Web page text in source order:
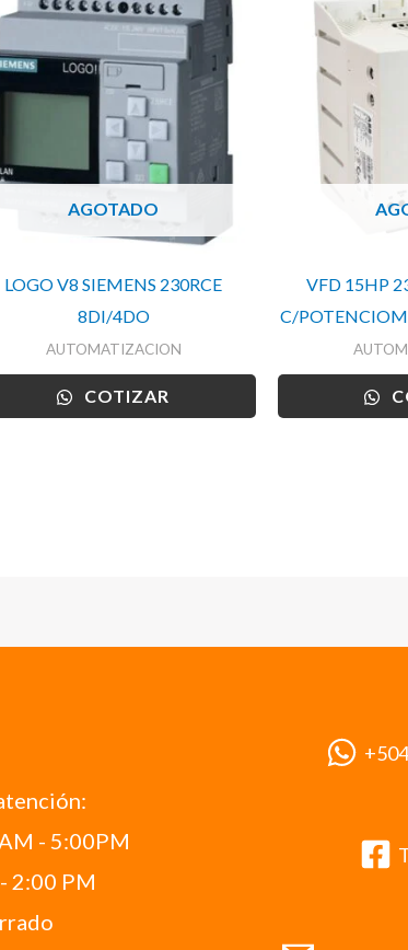
AGOTADO
LOGO V8 SIEMENS 230RCE
8DI/4DO
AUTOMATIZACION
COTIZAR
VFD 15HP
C/
- 5:00PM
2:00 PM